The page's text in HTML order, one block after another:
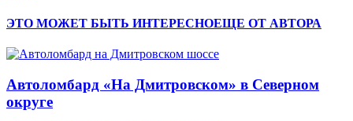
ЭТО МОЖЕТ БЫТЬ ИНТЕРЕСНОЕЩЕ ОТ АВТОРА
Автоломбард «На Дмитровском» в Северном
округе